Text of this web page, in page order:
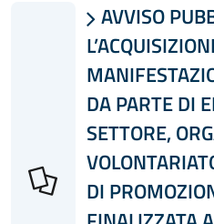
 AVVISO
DA PARTE DI
SETTORE,
DI